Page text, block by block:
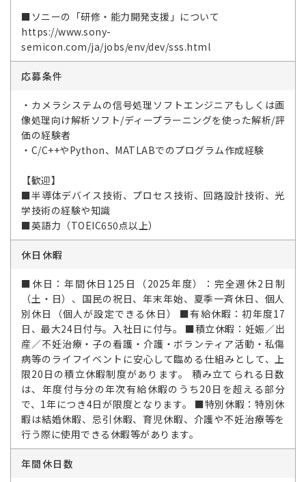
■ソニーの「研修・能力開発支援」について
https://www.sony-
semicon.com/ja/jobs/env/dev/sss.html
応募条件
・カメラシステムの信号処理ソフトエンジニアもしくは画
像処理向け解析ソフト/ディープラーニングを使った解析/評
価の経験者
・C/C++やPython、MATLABでのプログラム作成経験
【歓迎】
■半導体デバイス技術、プロセス技術、回路設計技術、光
学技術の経験や知識
■英語力（TOEIC650点以上）
休日休暇
■休日：年間休日125日（2025年度）：完全週休2日制
（土・日）、国民の祝日、年末年始、夏季一斉休日、個人
別休日（個人が設定できる休日） ■有給休暇：初年度17
日、最大24日付与。入社日に付与。 ■積立休暇：妊娠／出
産／不妊治療・子の看護・介護・ボランティア活動・私傷
病等のライフイベントに安心して臨める仕組みとして、上
限20日の積立休暇制度があります。 積み立てられる日数
は、年度付与分の年次有給休暇のうち20日を超える部分
で、1年につき4日が限度となります。 ■特別休暇：特別休
暇は結婚休暇、忌引休暇、育児休暇、介護や不妊治療等を
行う際に使用できる休暇等があります。
年間休日数